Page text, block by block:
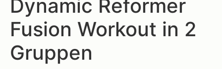
Dynamic Reformer
Fusion Workout in 2
Gruppen